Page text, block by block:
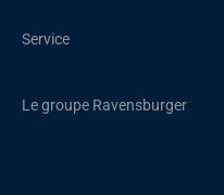
Service
Le groupe Ravensburger